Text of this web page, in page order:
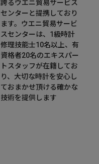
誇るウエニ貿易サービス
センターと提携しており
ます。ウエニ貿易サービ
スセンターは、1級時計
修理技能士10名以上、有
資格者20名のエキスパー
トスタッフが在籍してお
り、大切な時計を安心し
ておまかせ頂ける確かな
技術を提供します